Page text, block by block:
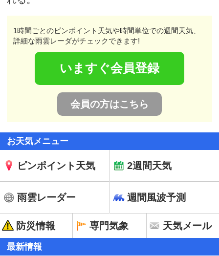
1時間ごとのピンポイント天気や時間単位での週間天気、
詳細な雨雲レーダがチェックできます!
いますぐ会員登録
会員の方はこちら
お天気メニュー
ピンポイント天気 2週間天気
雨雲レーダー 週間風波予測
防災情報 専門気象 天気メール
最新情報